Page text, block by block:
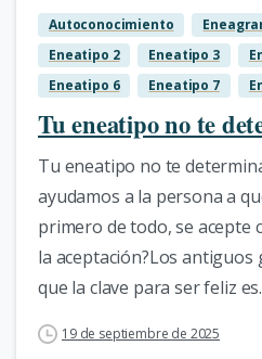
Autoconocimiento
Eneatipo 2
Eneatipo 3
Eneatipo 6
Eneatipo 7
Tu eneatipo no te
Tu eneatipo no te
ayudamos a la persona a
primero de todo, se acepte
la aceptación?Los antiguos
que la clave para ser feliz
19 de septiembre de 2025